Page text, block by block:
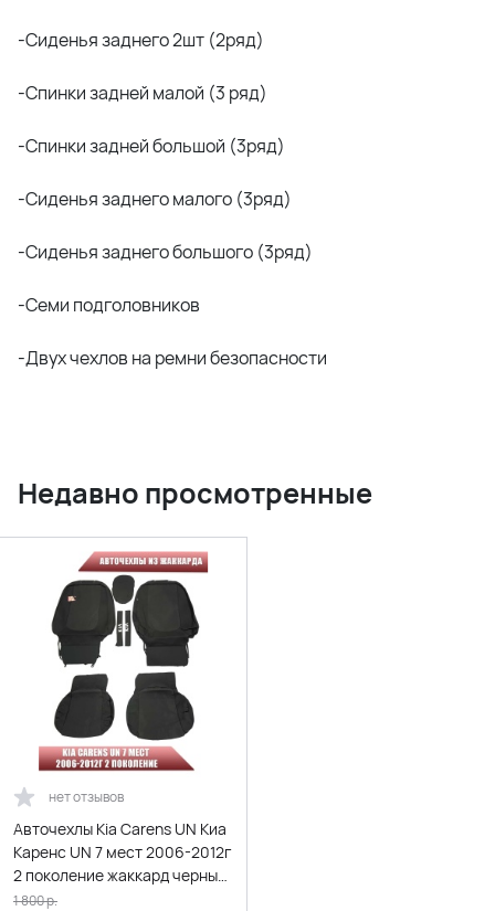
-Сиденья заднего 2шт (2ряд)
-Спинки задней малой (3 ряд)
-Спинки задней большой (3ряд)
-Сиденья заднего малого (3ряд)
-Сиденья заднего большого (3ряд)
-Семи подголовников
-Двух чехлов на ремни безопасности
Недавно просмотренные
нет отзывов
Авточехлы Kia Carens UN Киа
Каренс UN 7 мест 2006-2012г
2 поколение жаккард черные
СоюзАвто
1 800р.